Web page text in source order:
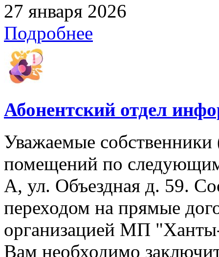
27 января 2026
Подробнее
Абонентский отдел
Уважаемые
помещений по
А, ул. Объездная д. 59.
переходом на прямые
организацией МП
Вам необходимо